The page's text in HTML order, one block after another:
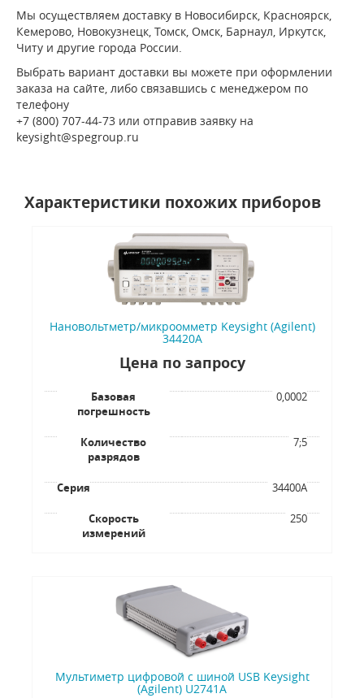
Мы осуществляем доставку в Новосибирск, Красноярск,
Кемерово, Новокузнецк, Томск, Омск, Барнаул, Иркутск,
Читу и другие города России.
Выбрать вариант доставки вы можете при оформлении
заказа на сайте, либо связавшись с менеджером по
телефону
+7 (800) 707-44-73 или отправив заявку на
keysight@spegroup.ru
Характеристики похожих приборов
Нановольтметр/микроомметр Keysight (Agilent)
34420A
Цена по запросу
Базовая
погрешность
0,0002
Количество
разрядов
7;5
Серия 34400A
Скорость
измерений
250
Мультиметр цифровой c шиной USB Keysight
(Agilent) U2741A